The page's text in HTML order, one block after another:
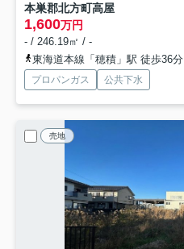
本巣郡北方町高屋
1,600万円
- / 246.19㎡ / -
東海道本線「穂積」駅 徒歩36分
プロパンガス 公共下水
売地